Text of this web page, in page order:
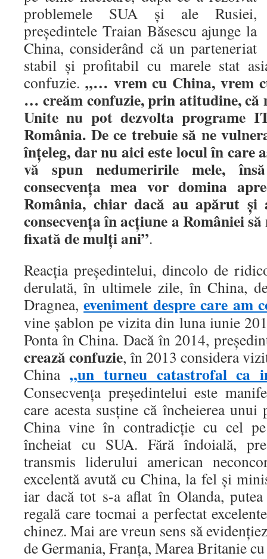
problemele SUA şi ale Rusiei,
preşedintele Traian Băsescu ajunge la
China, considerând că un parteneriat
stabil şi profitabil cu marele stat
confuzie. „… vrem cu China, vrem
… creăm confuzie, prin atitudine, că
Unite nu pot dezvolta programe
România. De ce trebuie să ne
înţeleg, dar nu aici este locul în care
vă spun nedumeririle mele,
consecvenţa mea vor domina
România, chiar dacă au apărut şi
consecvenţa în acţiune a României să
fixată de mulţi ani”.
Reacţia preşedintelui, dincolo de
derulată, în ultimele zile, în China,
Dragnea,eveniment despre care am
vine şablon pe vizita din luna iunie
Ponta în China. Dacă în 2014,
crează confuzie, în 2013 considera
China „un turneu catastrofal ca
Consecvenţa preşedintelui este
care acesta susţine că încheierea
China vine în contradicţie cu cel
încheiat cu SUA. Fără îndoială,
transmis liderului american
excelentă avută cu China, la fel şi
iar dacă tot s-a aflat în Olanda,
regală care tocmai a perfectat
chinez. Mai are vreun sens să
de Germania, Franţa, Marea Britanie